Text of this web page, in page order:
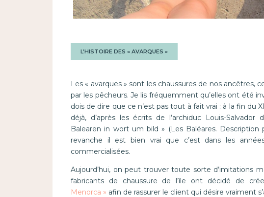
L’HISTOIRE DES « AVARQUES »
Les « avarques » sont les chaussures de nos ancêtres,
par les pêcheurs. Je lis fréquemment qu’elles ont été
dois de dire que ce n’est pas tout à fait vrai : à la fin du
déjà, d’après les écrits de l’archiduc Louis-
Balearen in wort um bild » (Les Baléares.
revanche il est bien vrai que c’est dans les
commercialisées.
Aujourd’hui, on peut trouver toute sorte d’imitations
fabricants de chaussure de l’île ont décidé de
Menorca » afin de rassurer le client qui désire vraiment